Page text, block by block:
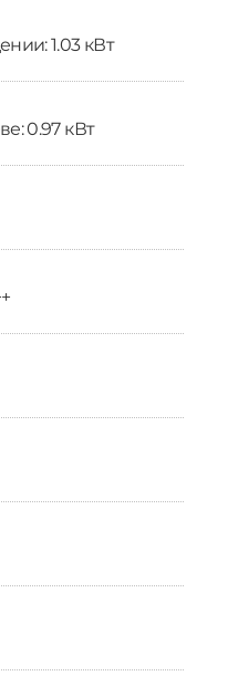
1.03 кВт
0.97 кВт